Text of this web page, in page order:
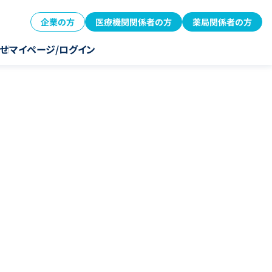
企業の方 医療機関関係者の方 薬局関係者の方
マイページ/ログイン